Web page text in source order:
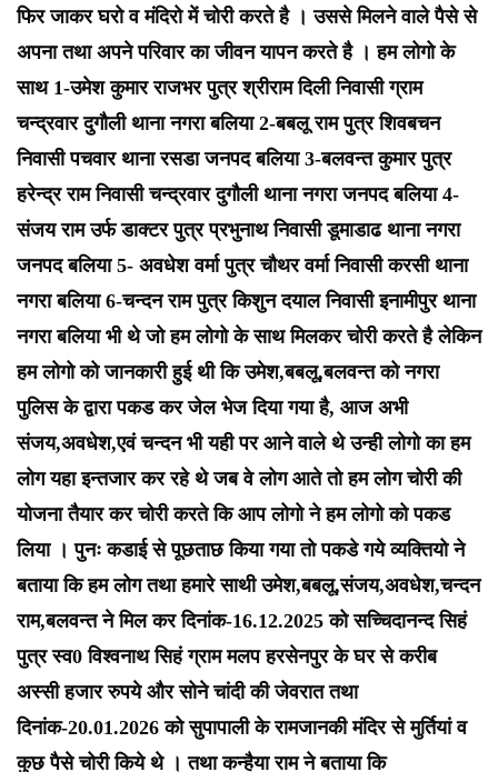
फिर जाकर घरो व मंदिरो में चोरी करते है । उससे मिलने वाले पैसे से
अपना तथा अपने परिवार का जीवन यापन करते है । हम लोगो के
साथ 1-उमेश कुमार राजभर पुत्र श्रीराम दिली निवासी ग्राम
चन्द्रवार दुगौली थाना नगरा बलिया 2-बबलू राम पुत्र शिवबचन
निवासी पचवार थाना रसडा जनपद बलिया 3-बलवन्त कुमार पुत्र
हरेन्द्र राम निवासी चन्द्रवार दुगौली थाना नगरा जनपद बलिया 4-
संजय राम उर्फ डाक्टर पुत्र प्रभुनाथ निवासी डूमाडाढ थाना नगरा
जनपद बलिया 5- अवधेश वर्मा पुत्र चौथर वर्मा निवासी करसी थाना
नगरा बलिया 6-चन्दन राम पुत्र किशुन दयाल निवासी इनामीपुर थाना
नगरा बलिया भी थे जो हम लोगो के साथ मिलकर चोरी करते है लेकिन
हम लोगो को जानकारी हुई थी कि उमेश,बबलू,बलवन्त को नगरा
पुलिस के द्वारा पकड कर जेल भेज दिया गया है, आज अभी
संजय,अवधेश,एवं चन्दन भी यही पर आने वाले थे उन्ही लोगो का हम
लोग यहा इन्तजार कर रहे थे जब वे लोग आते तो हम लोग चोरी की
योजना तैयार कर चोरी करते कि आप लोगो ने हम लोगो को पकड
लिया । पुनः कडाई से पूछताछ किया गया तो पकडे गये व्यक्तियो ने
बताया कि हम लोग तथा हमारे साथी उमेश,बबलू,संजय,अवधेश,चन्दन
राम,बलवन्त ने मिल कर दिनांक-16.12.2025 को सच्चिदानन्द सिहं
पुत्र स्व0 विश्वनाथ सिहं ग्राम मलप हरसेनपुर के घर से करीब
अस्सी हजार रुपये और सोने चांदी की जेवरात तथा
दिनांक-20.01.2026 को सुपापाली के रामजानकी मंदिर से मुर्तियां व
कुछ पैसे चोरी किये थे । तथा कन्हैया राम ने बताया कि